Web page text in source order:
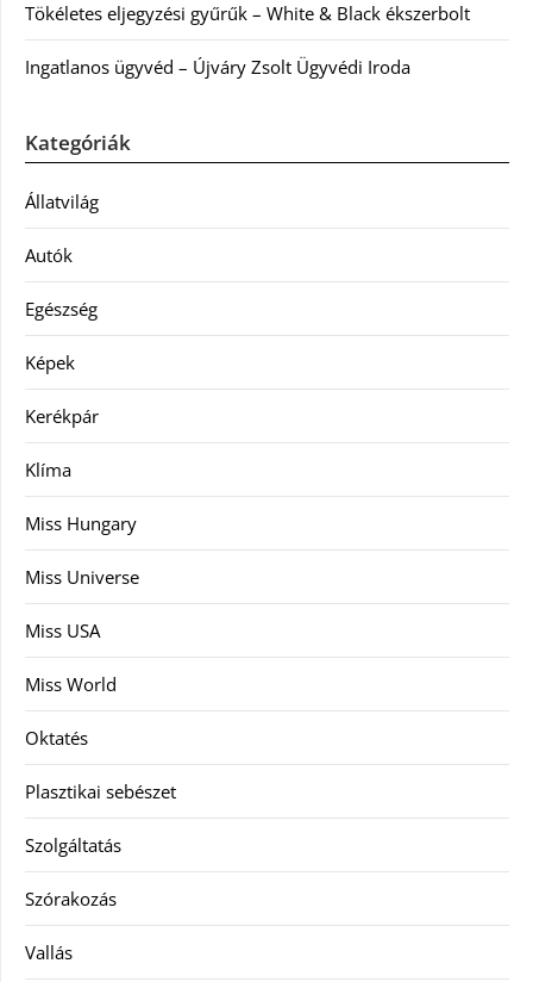
Tökéletes eljegyzési gyűrűk – White & Black ékszerbolt
Ingatlanos ügyvéd – Újváry Zsolt Ügyvédi Iroda
Kategóriák
Állatvilág
Autók
Egészség
Képek
Kerékpár
Klíma
Miss Hungary
Miss Universe
Miss USA
Miss World
Oktatés
Plasztikai sebészet
Szolgáltatás
Szórakozás
Vallás